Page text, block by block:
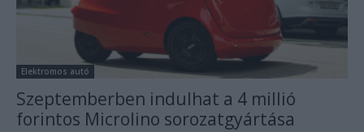
Elektromos autó
Szeptemberben indulhat a 4 millió
forintos Microlino sorozatgyártása